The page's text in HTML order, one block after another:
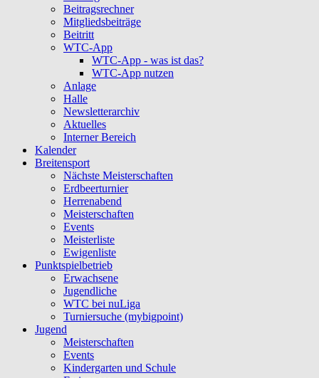
Beitragsrechner
Mitgliedsbeiträge
Beitritt
WTC-App
WTC-App - was ist das?
WTC-App nutzen
Anlage
Halle
Newsletterarchiv
Aktuelles
Interner Bereich
Kalender
Breitensport
Nächste Meisterschaften
Erdbeerturnier
Herrenabend
Meisterschaften
Events
Meisterliste
Ewigenliste
Punktspielbetrieb
Erwachsene
Jugendliche
WTC bei nuLiga
Turniersuche (mybigpoint)
Jugend
Meisterschaften
Events
Kindergarten und Schule